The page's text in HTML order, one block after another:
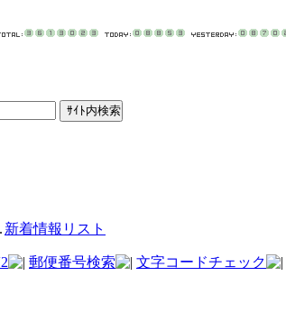
新着情報リスト
郵便番号検索 文字コードチェック